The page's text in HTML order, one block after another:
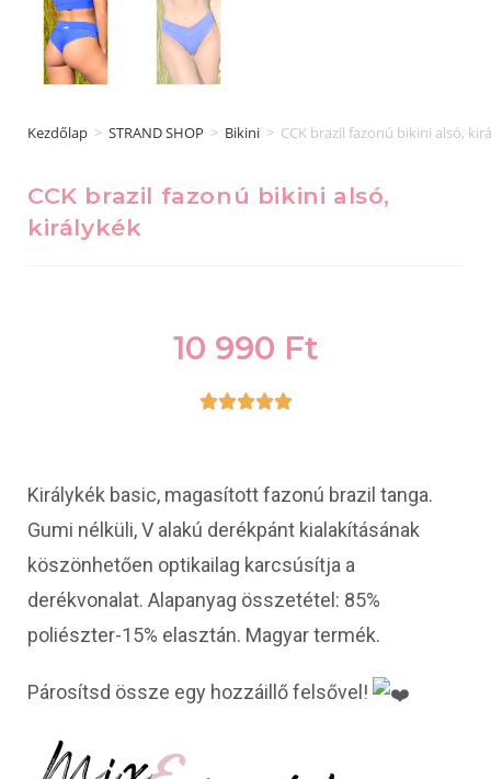
Kezdőlap > STRAND SHOP > Bikini > CCK brazil fazonú bikini alsó,
CCK brazil fazonú bikini alsó,
királykék
10 990 Ft

Királykék basic, magasított fazonú brazil tanga.
Gumi nélküli, V alakú derékpánt kialakításának
köszönhetően optikailag karcsúsítja a
derékvonalat. Alapanyag összetétel: 85%
poliészter-15% elasztán. Magyar termék.
Párosítsd össze egy hozzáillő felsővel!